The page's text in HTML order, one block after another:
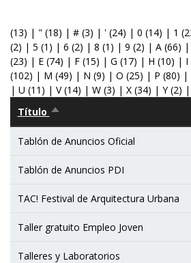
(13) | " (18) | # (3) | ' (24) | 0 (14) | 1
(2) | 5 (1) | 6 (2) | 8 (1) | 9 (2) | A (66) |
(23) | E (74) | F (15) | G (17) | H (10) | I
(102) | M (49) | N (9) | O (25) | P (80) |
| U (11) | V(14) | W (3) | X (34) | Y(2) |
Título Ordenar
descendente
Tablón de Anuncios Oficial
Tablón de Anuncios PDI
TAC! Festival de Arquitectura Urbana
Taller gratuito Empleo Joven
Talleres y Laboratorios